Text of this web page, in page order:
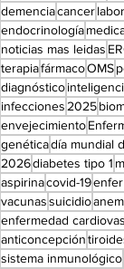
demenciacancer
endocrinología
noticias mas leidas
terapiafármacoOMS
diagnóstico
infecciones 2025
envejecimiento
genéticadía mundial
2026diabetes tipo 1
aspirinacovid-19
vacunassuicidio
enfermedad
anticoncepción
sistema inmunológico